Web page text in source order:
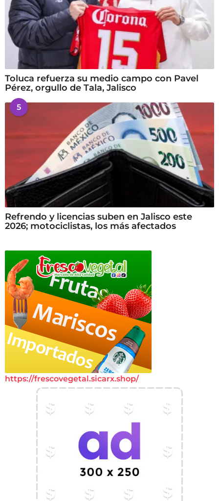
Toluca refuerza su medio campo con Pavel
Pérez, orgullo de Tala, Jalisco
5
Refrendo y licencias suben en Jalisco este
2026; motociclistas, los más afectados
https://frescovegetal.sicarx.shop/